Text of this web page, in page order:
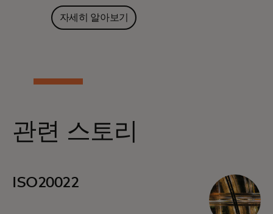
자세히 알아보기
관련 스토리
ISO20022